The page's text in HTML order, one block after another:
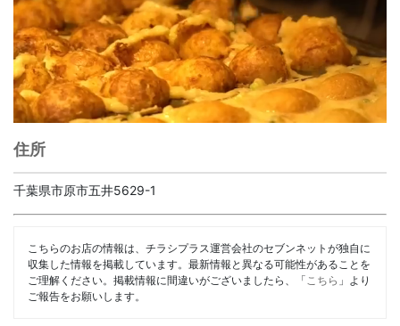
住所
千葉県市原市五井5629-1
こちらのお店の情報は、チラシプラス運営会社のセブンネットが独自に
収集した情報を掲載しています。最新情報と異なる可能性があることを
ご理解ください。掲載情報に間違いがございましたら、「 こちら 」より
ご報告をお願いします。